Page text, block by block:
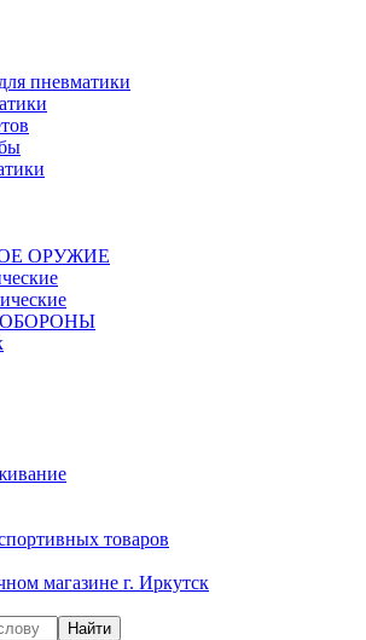
пневматики
ОРУЖИЕ
товаров
магазине г. Иркутск
Найти